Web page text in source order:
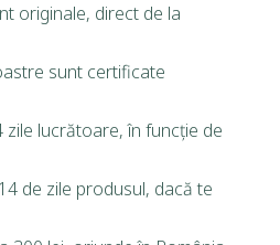
originale, direct de la
sunt certificate
zile lucrătoare, în funcție de
de zile produsul, dacă te